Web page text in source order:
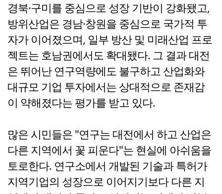
경북·구미를 중심으로 성장 기반이 강화됐고,
방위산업은 경남·창원을 중심으로 국가적 투
자가 이어졌으며, 일부 방산 및 미래산업 프로
젝트는 호남권에서도 확대됐다. 그 결과 대전
은 뛰어난 연구역량에도 불구하고 산업화와
대규모 기업 투자에서는 상대적으로 존재감
이 약해졌다는 평가를 받고 있다.
많은 시민들은 "연구는 대전에서 하고 산업은
다른 지역에서 꽃 피운다"는 현실에 아쉬움을
토로한다. 연구소에서 개발된 기술과 특허가
지역기업의 성장으로 이어지기보다 다른 지